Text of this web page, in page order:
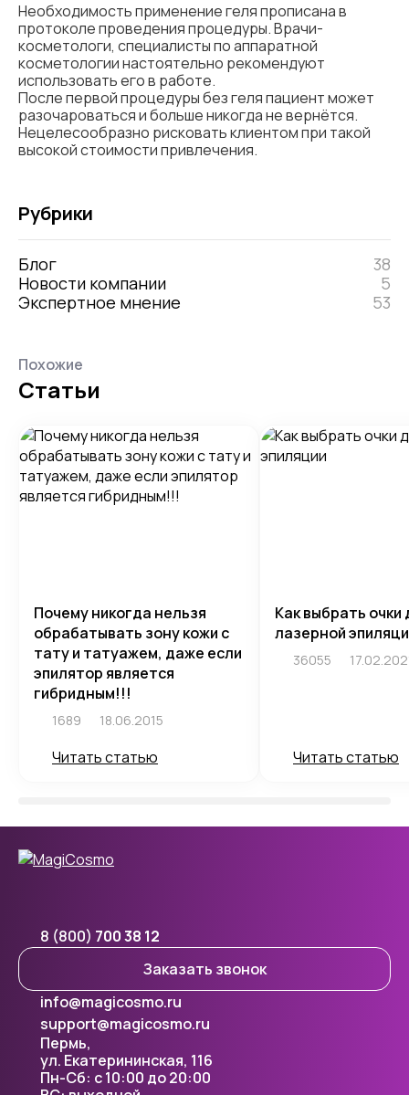
Необходимость применение геля прописана в
протоколе проведения процедуры. Врачи-
косметологи, специалисты по аппаратной
косметологии настоятельно рекомендуют
использовать его в работе.
После первой процедуры без геля пациент может
разочароваться и больше никогда не вернётся.
Нецелесообразно рисковать клиентом при такой
высокой стоимости привлечения.
Похожие
Статьи
Почему никогда нельзя
обрабатывать зону кожи с
тату и татуажем, даже если
эпилятор является
гибридным!!!
1689 18.06.2015
Читать статью
Как выбрать очки
лазерной
36055
Читать статью
Рубрики
Блог
38
Новости компании
5
Экспертное мнение
53
8 (800) 700 38 12
Заказать звонок
Пермь,
ул. Екатерининская, 116
info@magicosmo.ru
support@magicosmo.ru
Пн-Сб: с 10:00 до 20:00